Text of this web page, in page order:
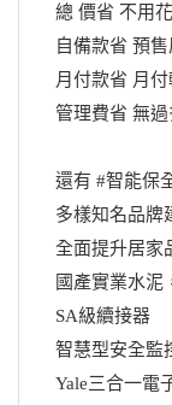
總 價省 不用
自備款省 預
月付款省 月
管理費省 無
還有 #智能保
多樣知名品牌
全面提升居家
國產實業水泥
SA級續接器
智慧型安全監
Yale三合一電